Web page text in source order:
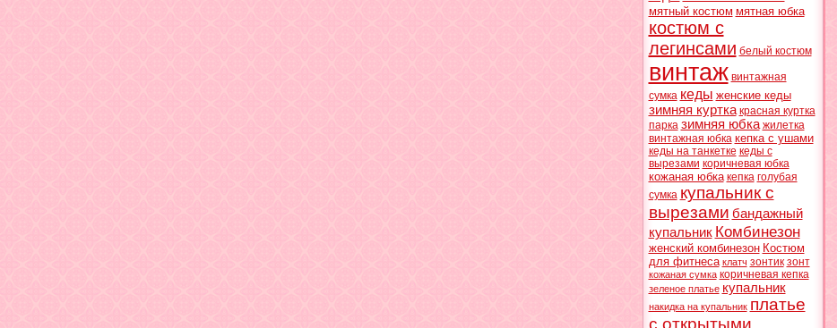
мятный костюм мятная юбка
костюм с
легинсами белый костюм
винтаж винтажная
сумка кеды женские кеды
зимняя куртка красная куртка
парка зимняя юбка жилетка
винтажная юбка кепка с ушами
кеды на танкетке кеды с
вырезами коричневая юбка
кожаная юбка кепка голубая
сумка купальник с
вырезами бандажный
купальник Комбинезон
женский комбинезон Костюм
для фитнеса клатч зонтик зонт
кожаная сумка коричневая кепка
зеленое платье купальник
накидка на купальник платье
с открытыми